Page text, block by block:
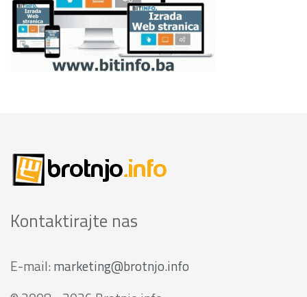
Kontaktirajte nas
E-mail: marketing@brotnjo.info